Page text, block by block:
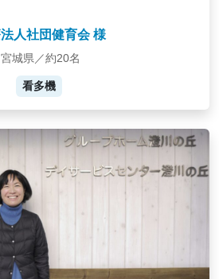
人社団健育会 様
宮城県／約20名
看多機